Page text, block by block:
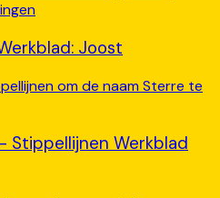
Joost
Stippellijnen Werkblad